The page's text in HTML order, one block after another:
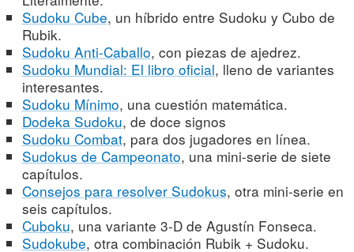
Sudoku Cube, un híbrido entre Sudoku y Cubo de
Rubik.
Sudoku Anti-Caballo, con piezas de ajedrez.
Sudoku Mundial: El libro oficial, lleno de variantes
interesantes.
Sudoku Mínimo, una cuestión matemática.
Dodeka Sudoku, de doce signos
Sudoku Combat, para dos jugadores en línea.
Sudokus de Campeonato, una mini-serie de siete
capítulos.
Consejos para resolver Sudokus, otra mini-serie en
seis capítulos.
Cuboku, una variante 3-D de Agustín Fonseca.
Sudokube, otra combinación Rubik + Sudoku.